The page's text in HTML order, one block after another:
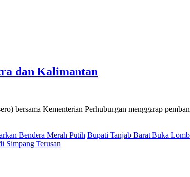
dan Kalimantan
bersama Kementerian Perhubungan menggarap
Bendera Merah Putih Bupati Tanjab Barat Buka
Simpang Terusan